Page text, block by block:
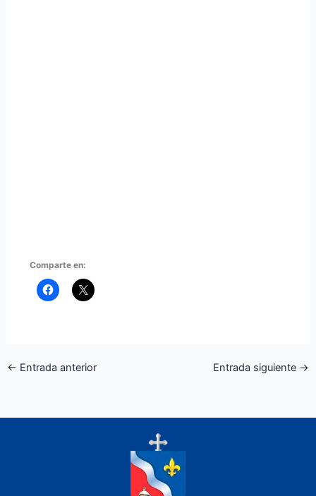
Comparte en:
← Entrada anterior Entrada siguiente →